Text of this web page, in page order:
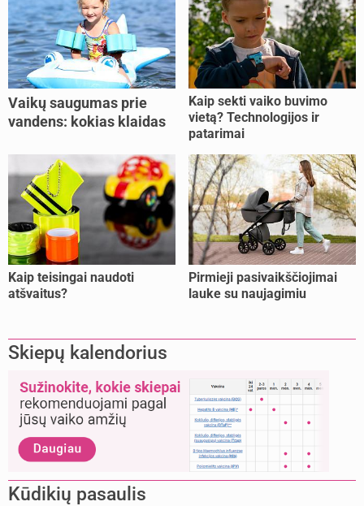
Vaikų saugumas prie
vandens: kokias klaidas
Kaip sekti vaiko buvimo
vietą? Technologijos ir
patarimai
Kaip teisingai naudoti
atšvaitus?
Pirmieji pasivaikščiojimai
lauke su naujagimiu
Skiepų kalendorius
Kūdikių pasaulis